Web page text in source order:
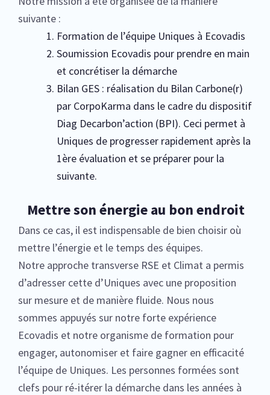
suivante :
Formation de l’équipe Uniques à Ecovadis
Soumission Ecovadis pour prendre en main
et concrétiser la démarche
Bilan GES : réalisation du Bilan Carbone(r)
par CorpoKarma dans le cadre du dispositif
Diag Decarbon’action (BPI). Ceci permet à
Uniques de progresser rapidement après la
1ère évaluation et se préparer pour la
suivante.
Mettre son énergie au bon endroit
Dans ce cas, il est indispensable de bien choisir où
mettre l’énergie et le temps des équipes.
Notre approche transverse RSE et Climat a permis
d’adresser cette d’Uniques avec une proposition
sur mesure et de manière fluide. Nous nous
sommes appuyés sur notre forte expérience
Ecovadis et notre organisme de formation pour
engager, autonomiser et faire gagner en efficacité
l’équipe de Uniques. Les personnes formées sont
clefs pour ré-itérer la démarche dans les années à